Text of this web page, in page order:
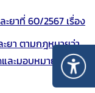
ะยาที่ 60/2567 เรื่อง
ยา ตามกฎหมายว่า
ละมอบหมายนาย